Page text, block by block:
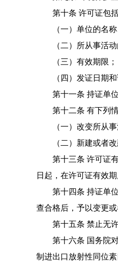
第十条 许可证包
（一）单位的名
（二）所从事活
（三）有效期限；
（四）发证日期
第十一条 持证单
第十二条 有下列
（一）改变所从
（二）新建或者
第十三条 许可证
日起，在许可证有效
第十四条 持证单
查合格后，予以变更或
第十五条 禁止无
第十六条 国务院
制进出口放射性同位